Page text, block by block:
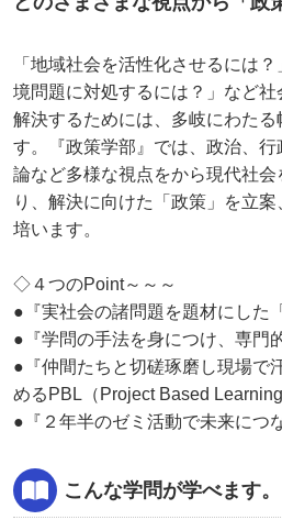
「地域社会を活性化させるには
境問題に対処するには？」など社
解決するためには、多岐にわた
す。『政策学部』では、政治、
論など多様な視点をから現代社
り、解決に向けた「政策」を立
培います。
◇４つのPoint～～～
●『実社会の諸問題を題材にした
●『学問の手法を身につけ、専門
●『仲間たちと切磋琢磨し現場で
めるPBL（Project Based Learning
●『２年半のゼミ活動で未来につ
こんな学問が学べます。